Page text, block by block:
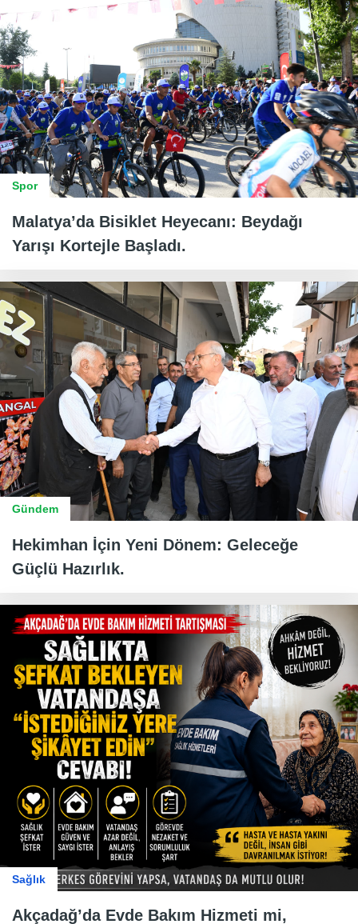
Spor
Malatya’da Bisiklet Heyecanı: Beydağı
Yarışı Kortejle Başladı.
Gündem
Hekimhan İçin Yeni Dönem: Geleceğe
Güçlü Hazırlık.
Sağlık
Akçadağ’da Evde Bakım Hizmeti mi,